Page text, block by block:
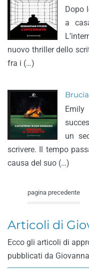
Dopo
a
nuovo thriller dello
fra i (…)
un
scrivere. Il tempo
causa del suo (…)
pagina precedente
Articoli di
Ecco gli articoli di
pubblicati da